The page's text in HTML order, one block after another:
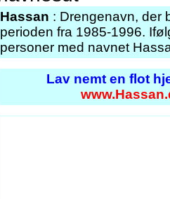
Hassan : Drengenavn, der
perioden fra 1985-1996.
personer med navnet
Lav nemt en flot